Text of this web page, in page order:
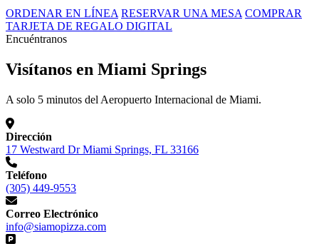
ORDENAR EN LÍNEA RESERVAR UNA MESA COMPRAR
TARJETA DE REGALO DIGITAL
Encuéntranos
Visítanos en Miami Springs
A solo 5 minutos del Aeropuerto Internacional de Miami.
Dirección
17 Westward Dr Miami Springs, FL 33166
Teléfono
(305) 449-9553
Correo Electrónico
info@siamopizza.com